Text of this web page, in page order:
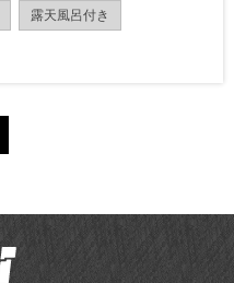
露天風呂付き